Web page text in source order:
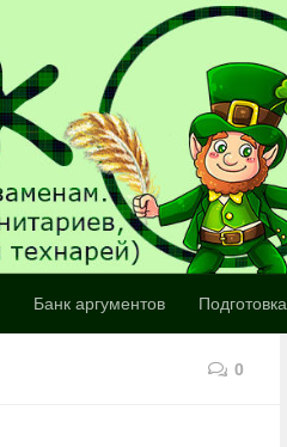
Банк аргументов Подготовка
0